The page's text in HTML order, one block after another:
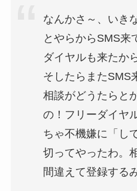
なんかさ～、いき
とやらからSMS来
ダイヤルも来たか
そしたらまたSMS
相談がどうたらと
の！フリーダイヤ
ちゃ不機嫌に「し
切ってやったわ。
間違えて登録する